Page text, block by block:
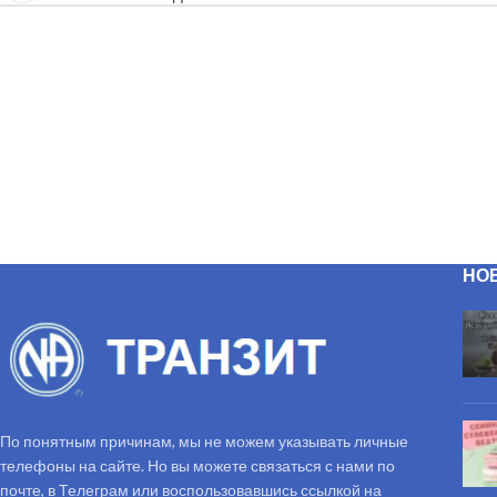
По понятным причинам, мы не можем указывать личные
телефоны на сайте. Но вы можете связаться с нами по
почте, в Телеграм или воспользовавшись ссылкой на